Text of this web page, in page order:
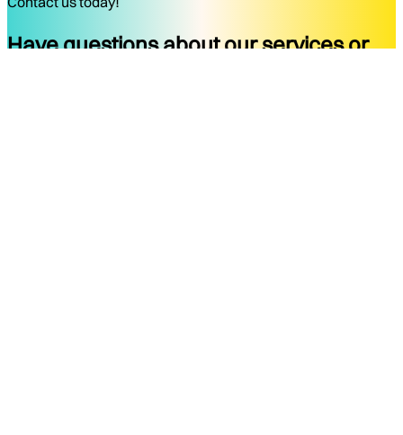
Have questions about our services or